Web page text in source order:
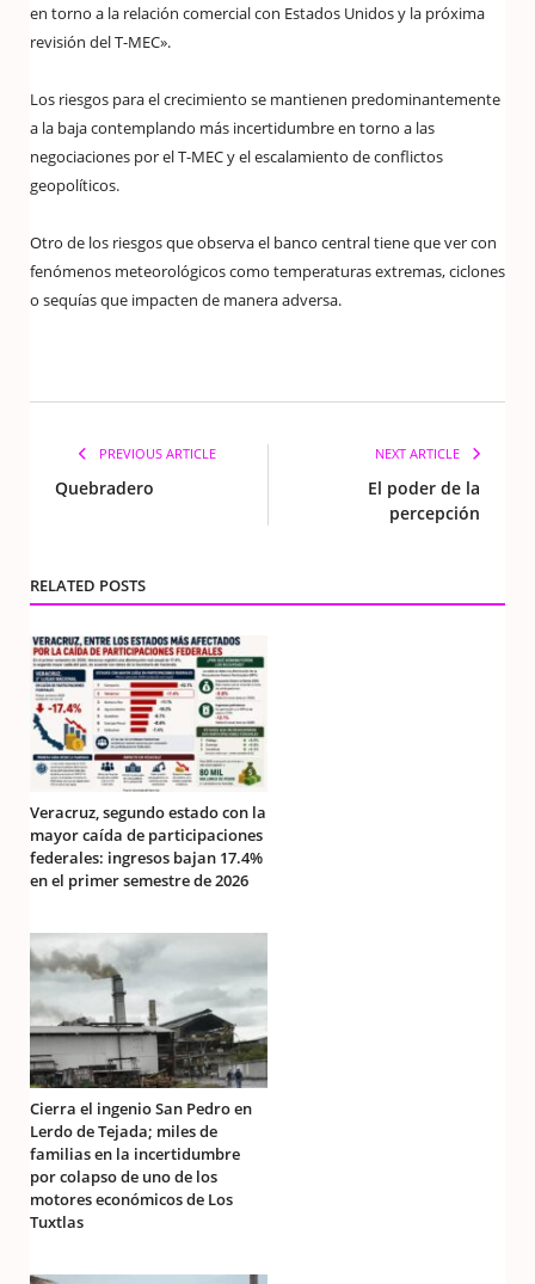
en torno a la relación comercial con Estados Unidos y la próxima
revisión del T-MEC».
Los riesgos para el crecimiento se mantienen predominantemente
a la baja contemplando más incertidumbre en torno a las
negociaciones por el T-MEC y el escalamiento de conflictos
geopolíticos.
Otro de los riesgos que observa el banco central tiene que ver con
fenómenos meteorológicos como temperaturas extremas, ciclones
o sequías que impacten de manera adversa.
PREVIOUS ARTICLE
Quebradero
NEXT ARTICLE
El poder de la
percepción
RELATED POSTS
Veracruz, segundo estado con la
mayor caída de participaciones
federales: ingresos bajan 17.4%
en el primer semestre de 2026
Cierra el ingenio San Pedro en
Lerdo de Tejada; miles de
familias en la incertidumbre
por colapso de uno de los
motores económicos de Los
Tuxtlas